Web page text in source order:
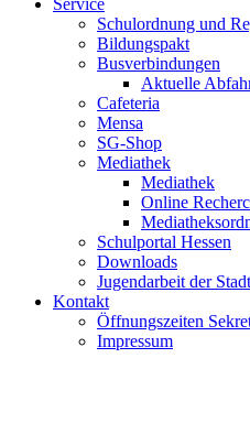
Schulordnung und
Bildungspakt
Busverbindungen
Aktuelle
Cafeteria
Mensa
SG-Shop
Mediathek
Mediathek
Online
Schulportal Hessen
Downloads
Jugendarbeit der
Kontakt
Öffnungszeiten
Impressum